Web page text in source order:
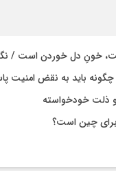
دل خوردن است /
چگونه باید به نقض امنیت
و ذلت خودخواسته
برای چین است؟